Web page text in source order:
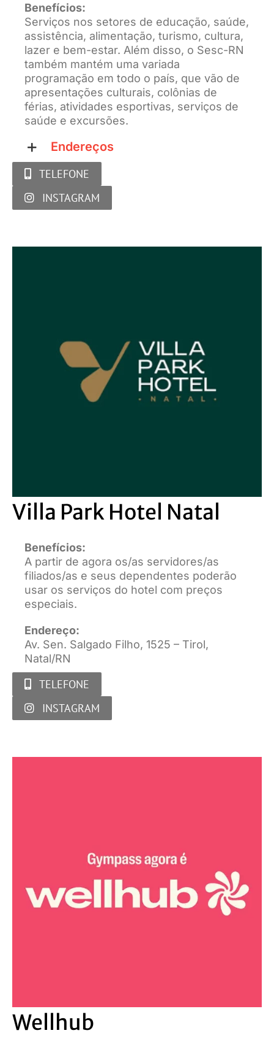
Benefícios:
Serviços nos setores de educação, saúde,
assistência, alimentação, turismo, cultura,
lazer e bem-estar. Além disso, o Sesc-RN
também mantém uma variada
programação em todo o país, que vão de
apresentações culturais, colônias de
férias, atividades esportivas, serviços de
saúde e excursões.
Endereços
TELEFONE
INSTAGRAM
Villa Park Hotel Natal
Benefícios:
A partir de agora os/as servidores/as
filiados/as e seus dependentes poderão
usar os serviços do hotel com preços
especiais.
Endereço:
Av. Sen. Salgado Filho, 1525 – Tirol,
Natal/RN
TELEFONE
INSTAGRAM
Wellhub